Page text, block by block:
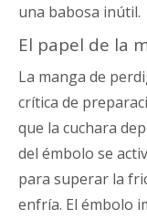
una babosa inútil.
El papel de la
La manga de
crítica de
que la cuchara
del émbolo se
para superar la
enfría. El émbolo